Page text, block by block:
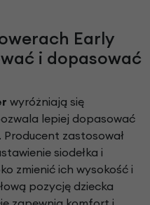
Early
i dopasować
wyróżniają się
lepiej dopasować
zastosował
siodełka i
zmienić ich wysokość i
pozycję dziecka